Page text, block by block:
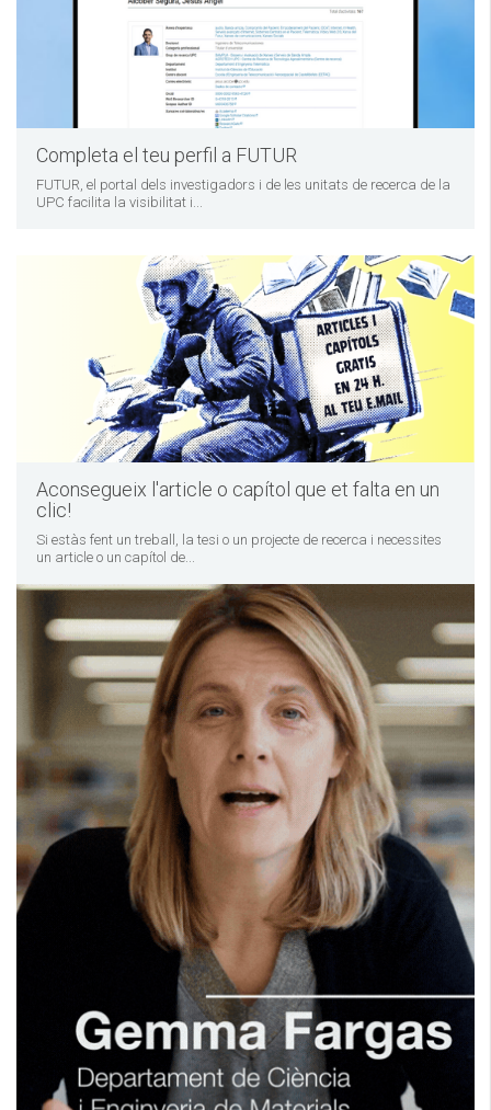
Completa el teu perfil a FUTUR
FUTUR, el portal dels investigadors i de les unitats de recerca de la
UPC facilita la visibilitat i...
Aconsegueix l'article o capítol que et falta en un
clic!
Si estàs fent un treball, la tesi o un projecte de recerca i necessites
un article o un capítol de...